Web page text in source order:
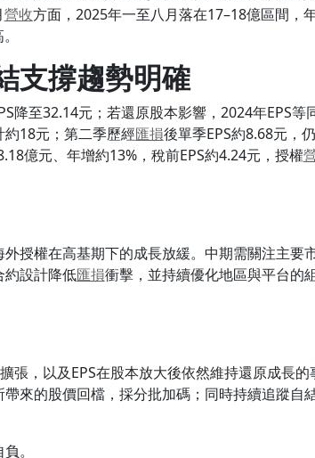
營收方面，2025年一至八月落在17–18億區間，
支撐趨勢明確
降至32.14元；若還原股本影響，2024年EPS
18元；第二季歷經匯損後單季EPS約8.68元，
億元、年增約13%，稅前EPS約4.24元，授權
授權在高基期下的成長放緩。中期需關注主要
約設計降低匯損衝擊，並持續優化地區與平台的
張，以及EPS在股本放大後依然維持還原成長
來的股價回檔，採分批加碼；同時持續追蹤自
。